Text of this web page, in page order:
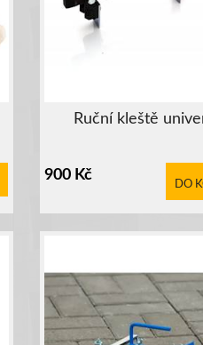
Ruční kleště
900 Kč
DO